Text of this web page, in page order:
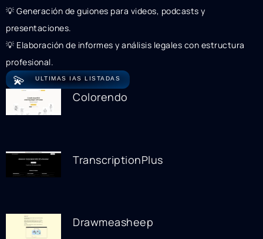
💡 Generación de guiones para videos, podcasts y
presentaciones.
💡 Elaboración de informes y análisis legales con estructura
profesional.
💫 ULTIMAS IAS LISTADAS
Colorendo
TranscriptionPlus
Drawmeasheep